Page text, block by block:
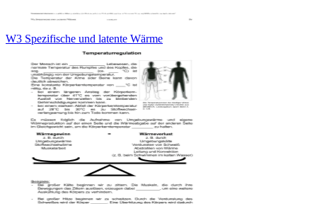
W3 Spezifische und latente Wärme